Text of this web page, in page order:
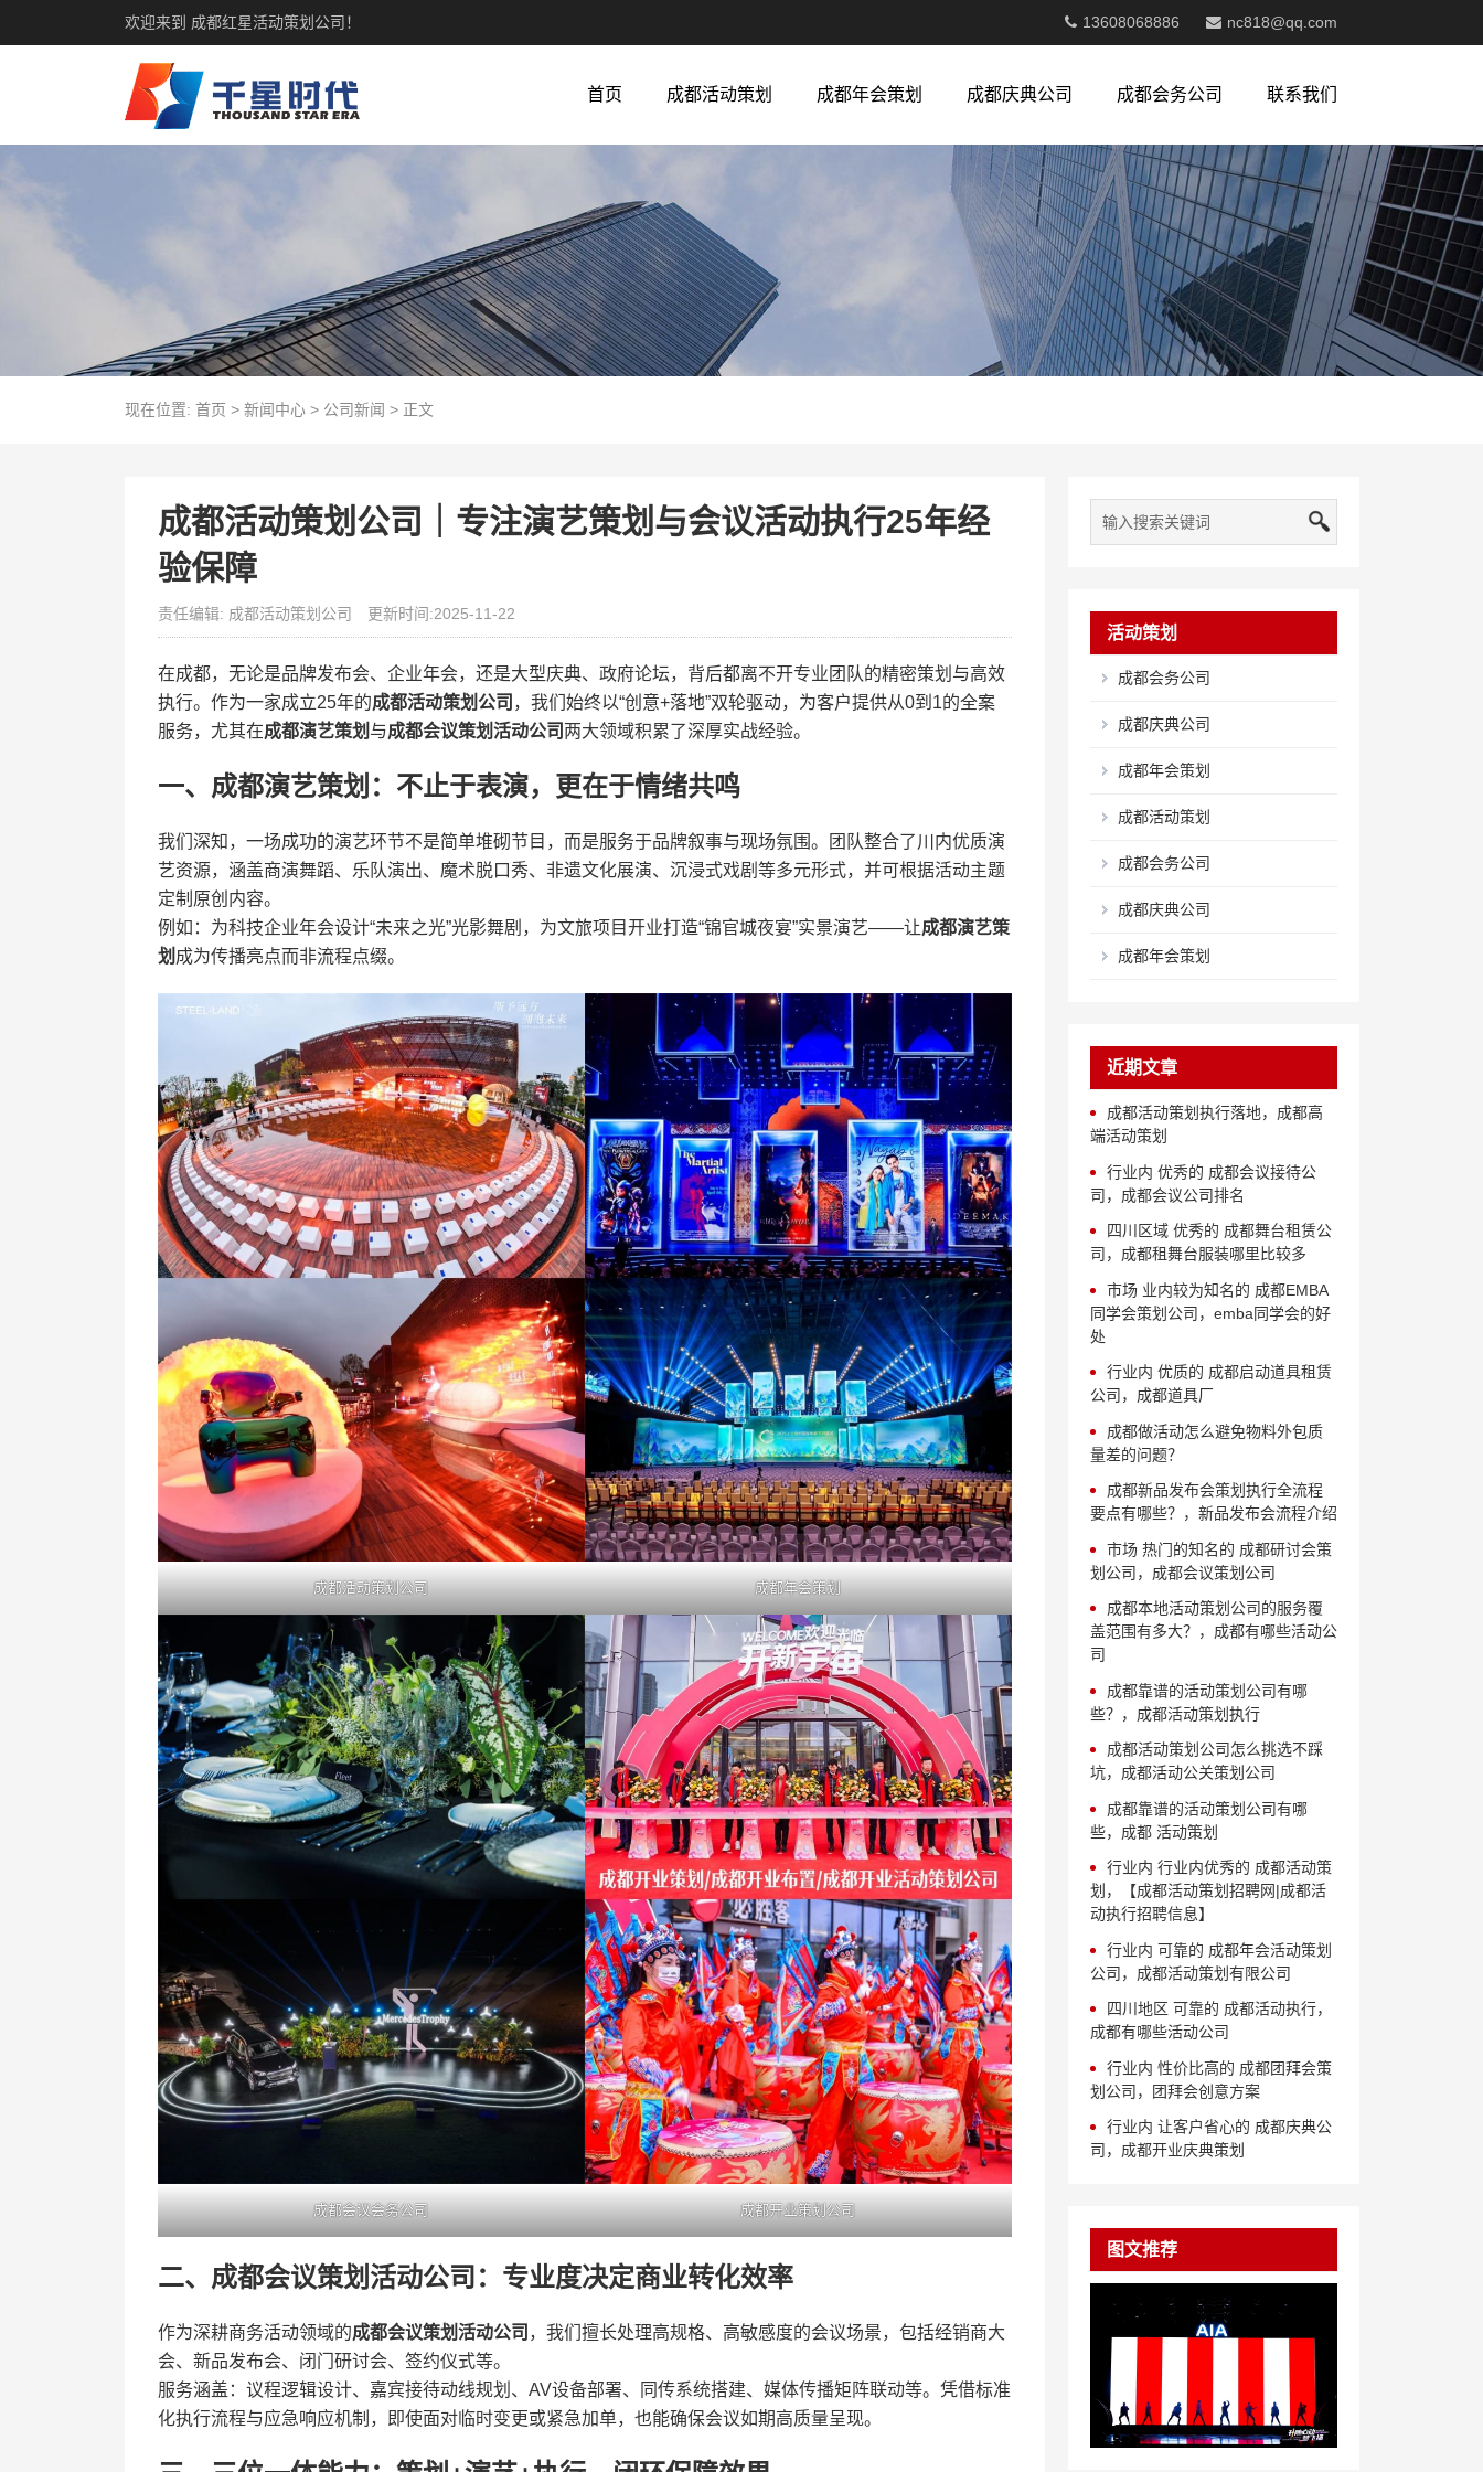
欢迎来到 成都红星活动策划公司！ 13608068886 nc818@qq.com
首页 成都活动策划 成都年会策划 成都庆典公司 成都会务公司 联系我们
现在位置: 首页 > 新闻中心> 公司新闻 > 正文
成都活动策划公司｜专注演艺策划与会议活动执行25年经
验保障
责任编辑: 成都活动策划公司 更新时间:2025-11-22
在成都，无论是品牌发布会、企业年会，还是大型庆典、政府论坛，背后都离不开专业团队的精密策划与高效
执行。作为一家成立25年的成都活动策划公司 ，我们始终以“创意+落地”双轮驱动，为客户提供从0到1的全案
服务，尤其在成都演艺策划 与成都会议策划活动公司 两大领域积累了深厚实战经验。
一、成都演艺策划：不止于表演，更在于情绪共鸣
我们深知，一场成功的演艺环节不是简单堆砌节目，而是服务于品牌叙事与现场氛围。团队整合了川内优质演
艺资源，涵盖商演舞蹈、乐队演出、魔术脱口秀、非遗文化展演、沉浸式戏剧等多元形式，并可根据活动主题
定制原创内容。
例如：为科技企业年会设计“未来之光”光影舞剧，为文旅项目开业打造“锦官城夜宴”实景演艺——让成都演艺策
划 成为传播亮点而非流程点缀。
成都活动策划公司 成都年会策划
成都会议会务公司 成都开业策划公司
二、成都会议策划活动公司：专业度决定商业转化效率
作为深耕商务活动领域的成都会议策划活动公司 ，我们擅长处理高规格、高敏感度的会议场景，包括经销商大
会、新品发布会、闭门研讨会、签约仪式等。
服务涵盖：议程逻辑设计、嘉宾接待动线规划、AV设备部署、同传系统搭建、媒体传播矩阵联动等。凭借标准
化执行流程与应急响应机制，即使面对临时变更或紧急加单，也能确保会议如期高质量呈现。
活动策划
成都会务公司
成都庆典公司
成都年会策划
成都活动策划
成都会务公司
成都庆典公司
成都年会策划
近期文章
成都活动策划执行落地，成都高
端活动策划
行业内 优秀的 成都会议接待公
司，成都会议公司排名
四川区域 优秀的 成都舞台租赁公
司，成都租舞台服装哪里比较多
市场 业内较为知名的 成都EMBA
同学会策划公司，emba同学会的好
处
行业内 优质的 成都启动道具租赁
公司，成都道具厂
成都做活动怎么避免物料外包质
量差的问题？
成都新品发布会策划执行全流程
要点有哪些？，新品发布会流程介绍
市场 热门的知名的 成都研讨会策
划公司，成都会议策划公司
成都本地活动策划公司的服务覆
盖范围有多大？，成都有哪些活动公
司
成都靠谱的活动策划公司有哪
些？，成都活动策划执行
成都活动策划公司怎么挑选不踩
坑，成都活动公关策划公司
成都靠谱的活动策划公司有哪
些，成都 活动策划
行业内 行业内优秀的 成都活动策
划，【成都活动策划招聘网|成都活
动执行招聘信息】
行业内 可靠的 成都年会活动策划
公司，成都活动策划有限公司
四川地区 可靠的 成都活动执行，
成都有哪些活动公司
行业内 性价比高的 成都团拜会策
划公司，团拜会创意方案
行业内 让客户省心的 成都庆典公
司，成都开业庆典策划
图文推荐